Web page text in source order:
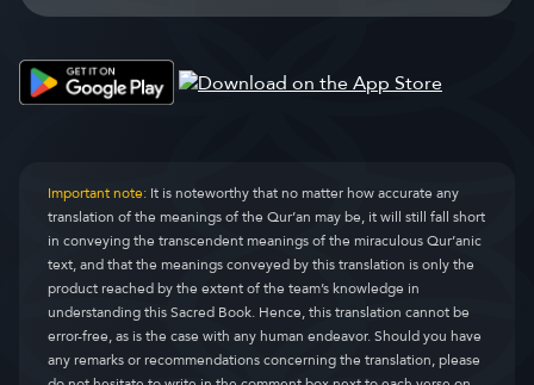
Important note:It is noteworthy that no matter how accurate any
translation of the meanings of the Qur’an may be, it will still fall short
in conveying the transcendent meanings of the miraculous Qur’anic
text, and that the meanings conveyed by this translation is only the
product reached by the extent of the team’s knowledge in
understanding this Sacred Book. Hence, this translation cannot be
error-free, as is the case with any human endeavor. Should you have
any remarks or recommendations concerning the translation, please